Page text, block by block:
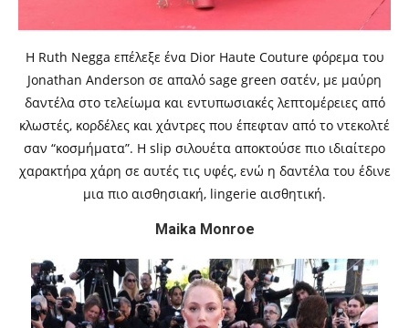
Η Ruth Negga επέλεξε ένα Dior Haute Couture φόρεμα του
Jonathan Anderson σε απαλό sage green σατέν, με μαύρη
δαντέλα στο τελείωμα και εντυπωσιακές λεπτομέρειες από
κλωστές, κορδέλες και χάντρες που έπεφταν από το ντεκολτέ
σαν “κοσμήματα”. Η slip σιλουέτα αποκτούσε πιο ιδιαίτερο
χαρακτήρα χάρη σε αυτές τις υφές, ενώ η δαντέλα του έδινε
μια πιο αισθησιακή, lingerie αισθητική.
Maika Monroe